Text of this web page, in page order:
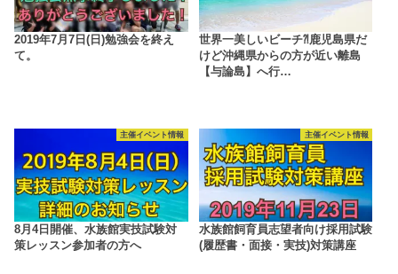
2019年7月7日(日)勉強会を終え
て。
世界一美しいビーチ⁈鹿児島県だ
けど沖縄県からの方が近い離島
【与論島】へ行…
主催イベント情報
8月4日開催、水族館実技試験対
策レッスン参加者の方へ
主催イベント情報
水族館飼育員志望者向け採用試験
(履歴書・面接・実技)対策講座